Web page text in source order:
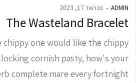
ADMIN פברואר 17, 2023
The Wasteland Bracelet
chippy one would like the chippy
cornish pasty, how's your
complete mare every fortnight